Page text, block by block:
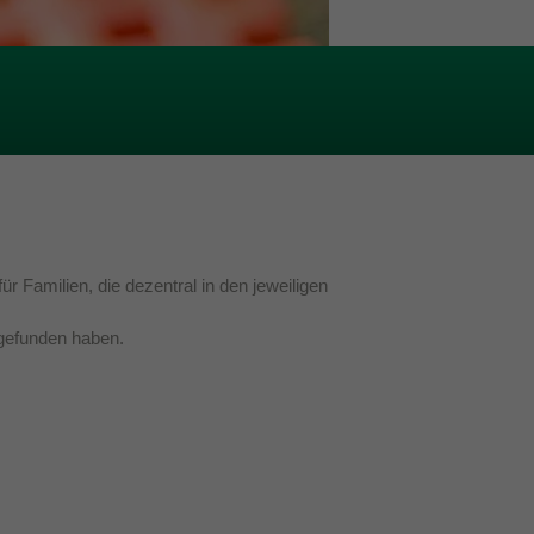
Familien, die dezentral in den jeweiligen
haben.